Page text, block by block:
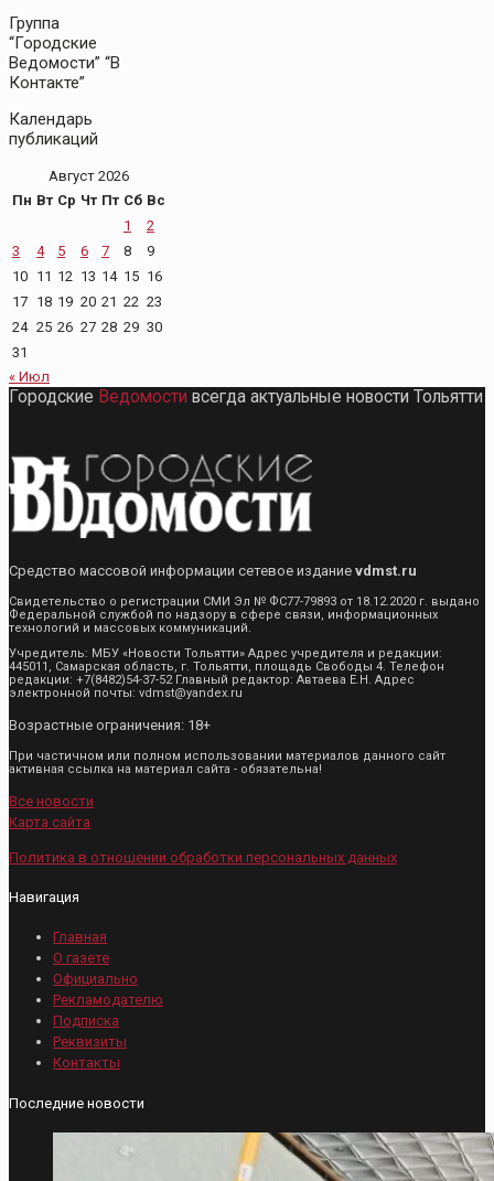
Группа
“Городские
Ведомости” “В
Контакте”
Календарь
публикаций
Август 2026
Пн Вт Ср Чт Пт Сб Вс
1
2
3
4 5 6 7 8
9
10 11 12 13 14 15 16
17 18 19 20 21 22 23
24 25 26 27 28 29 30
31
« Июл
Городские Ведомости всегда актуальные новости Тольятти
Средство массовой информации сетевое издание vdmst.ru
Свидетельство о регистрации СМИ Эл № ФС77-79893 от 18.12.2020 г. выдано
Федеральной службой по надзору в сфере связи, информационных
технологий и массовых коммуникаций.
Учредитель: МБУ «Новости Тольятти» Адрес учредителя и редакции:
445011, Самарская область, г. Тольятти, площадь Свободы 4. Телефон
редакции: +7(8482)54-37-52 Главный редактор: Автаева Е.Н. Адрес
электронной почты: vdmst@yandex.ru
Возрастные ограничения: 18+
При частичном или полном использовании материалов данного сайт
активная ссылка на материал сайта - обязательна!
Все новости
Карта сайта
Политика в отношении обработки персональных данных
Навигация
Главная
О газете
Официально
Рекламодателю
Подписка
Реквизиты
Контакты
Последние новости